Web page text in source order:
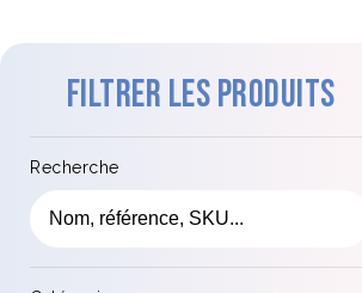
Filtrer les produits
Recherche